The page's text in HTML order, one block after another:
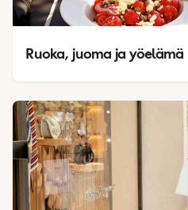
Ruoka, juoma ja yöelämä